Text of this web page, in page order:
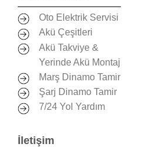
Oto Elektrik Servisi
Akü Çeşitleri
Akü Takviye &
Yerinde Akü Montaj
Marş Dinamo Tamir
Şarj Dinamo Tamir
7/24 Yol Yardım
İletişim